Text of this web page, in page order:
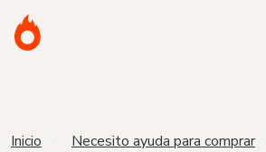
Inicio Necesito ayuda para comprar